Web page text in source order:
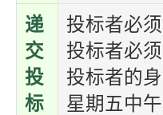
递
交
投
标
投标者必
投标者必
投标者的
星期五中